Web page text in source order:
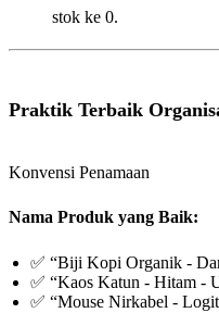
stok ke 0.
Praktik Terbaik
Konvensi Penamaan
Nama Produk yang Baik:
✅ “Biji Kopi Organik -
✅ “Kaos Katun - Hitam -
✅ “Mouse Nirkabel -